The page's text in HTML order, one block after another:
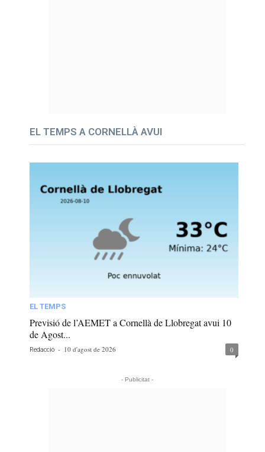
EL TEMPS A CORNELLÀ AVUI
EL TEMPS
Previsió de l’AEMET a Cornellà de Llobregat avui 10
de Agost...
Redacció - 10 d'agost de 2026 0
- Publicitat -